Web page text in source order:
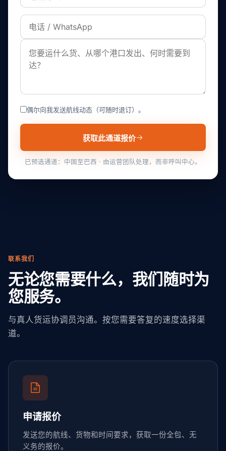
偶尔向我发送航线动态（可随时退订）。
获取此通道报价
已预选通道：中国至巴西 · 由运营团队处理，而非呼叫中心。
联系我们
无论您需要什么，我们随时为
您服务。
与真人货运协调员沟通。按您需要答复的速度选择渠
道。
申请报价
发送您的航线、货物和时间要求，获取一份全包、无
义务的报价。